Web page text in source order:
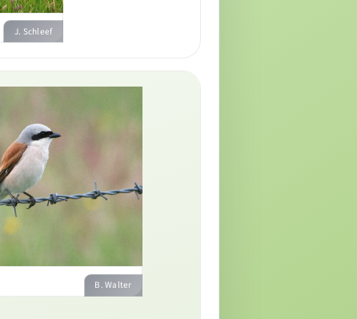
J. Schleef
B. Walter